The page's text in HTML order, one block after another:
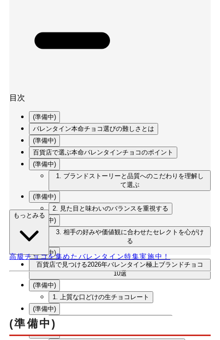
目次
(準備中)
バレンタイン本命チョコ選びの難しさとは
(準備中)
百貨店で選ぶ本命バレンタインチョコのポイント
(準備中)
1. ブランドストーリーと品質へのこだわりを理解し
て選ぶ
(準備中)
2. 見た目と味わいのバランスを重視する
(準備中)
3. 相手の好みや価値観に合わせたセレクトを心がけ
る
(準備中)
百貨店で見つける2026年バレンタイン極上ブランドチョコ
10選
(準備中)
1. 上質な口どけの生チョコレート
(準備中)
2. 大人の味わいのフルーツチョコレート
もっとみる
高級チョコを集めたバレンタイン特集実施中！
(準備中)